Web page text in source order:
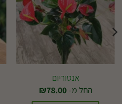
אנטוריום
החל מ-
₪78.00